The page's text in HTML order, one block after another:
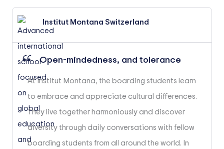
Institut Montana Switzerland
Open-mindedness, and tolerance
At Institut Montana, the boarding students learn
to embrace and appreciate cultural differences.
They live together harmoniously and discover
diversity through daily conversations with fellow
boarding students from all around the world. In